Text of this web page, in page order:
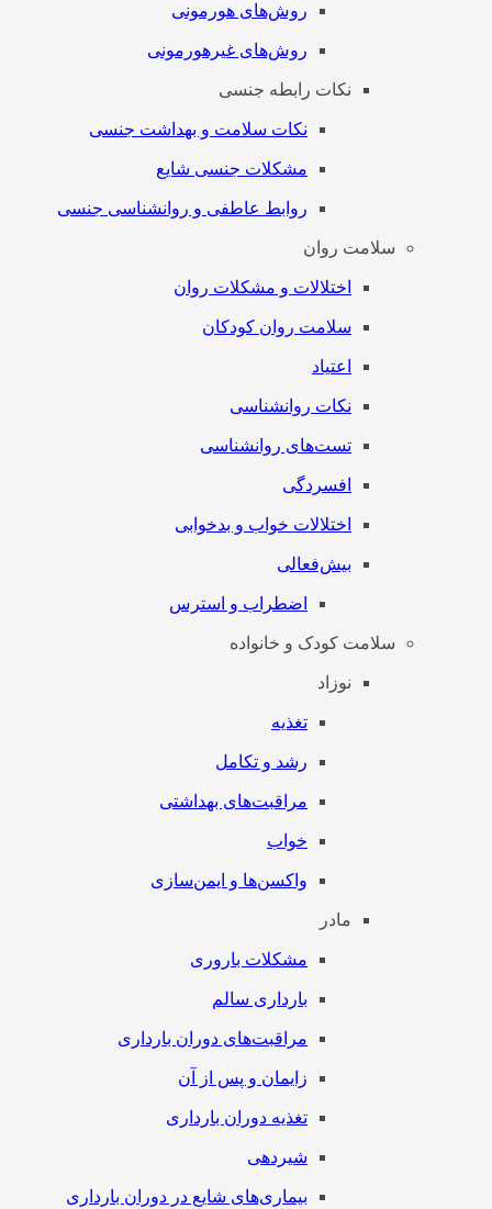
روش‌های هورمونی
روش‌های غیرهورمونی
نکات رابطه جنسی
نکات سلامت و بهداشت جنسی
مشکلات جنسی شایع
روابط عاطفی و روانشناسی جنسی
سلامت روان
اختلالات و مشکلات روان
سلامت روان کودکان
اعتیاد
نکات روانشناسی
تست‌های روانشناسی
افسردگی
اختلالات خواب و بدخوابی
بیش‌فعالی
اضطراب و استرس
سلامت کودک و خانواده
نوزاد
تغذیه
رشد و تکامل
مراقبت‌های بهداشتی
خواب
واکسن‌ها و ایمن‌سازی
مادر
مشکلات باروری
بارداری سالم
مراقبت‌های دوران بارداری
زایمان و پس از آن
تغذیه دوران بارداری
شیردهی
بیماری‌های شایع در دوران بارداری